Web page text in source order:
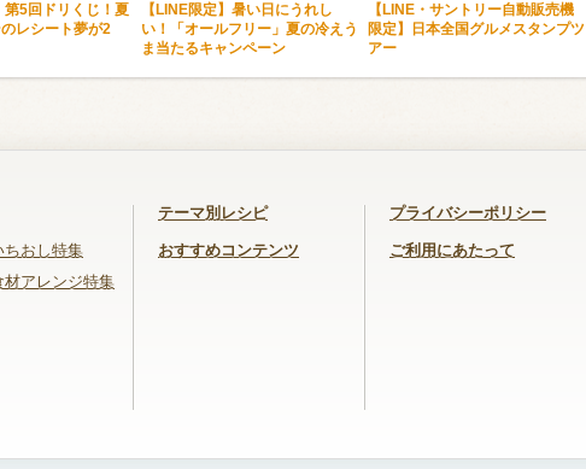
第5回ドリくじ！夏
レシート夢が2
【LINE限定】暑い日にうれし
い！「オールフリー」夏の冷えう
ま当たるキャンペーン
【LINE・サントリー自動販売機
限定】日本全国グルメスタンプツ
アー
ちおし特集
材アレンジ特集
テーマ別レシピ
おすすめコンテンツ
プライバシーポリシー
ご利用にあたって